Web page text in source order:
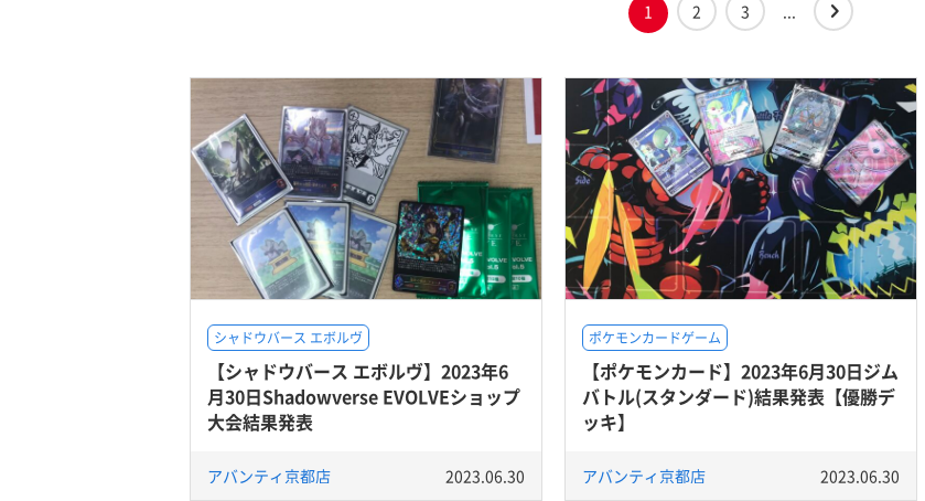
1 2 3 ...
シャドウバース エボルヴ
【シャドウバース エボルヴ】2023年6
月30日Shadowverse EVOLVEショップ
大会結果発表
アバンティ京都店 2023.06.30
ポケモンカードゲーム
【ポケモンカード】2023年6月30日ジム
バトル(スタンダード)結果発表【優勝デ
ッキ】
アバンティ京都店 2023.06.30